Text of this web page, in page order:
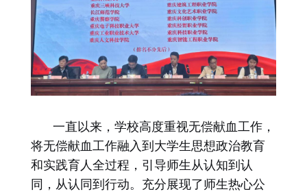
一直以来，学校高度重视无偿献血工作，
将无偿献血工作融入到大学生思想政治教育
和实践育人全过程，引导师生从认知到认
同，从认同到行动。充分展现了师生热心公